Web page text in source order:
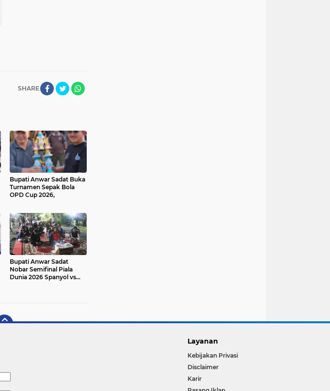
SHARE
Bupati Anwar Sadat Buka
Turnamen Sepak Bola
OPD Cup 2026,
Bupati Anwar Sadat
Nobar Semifinal Piala
Dunia 2026 Spanyol vs
Layanan
Kebijakan Privasi
Disclaimer
Karir